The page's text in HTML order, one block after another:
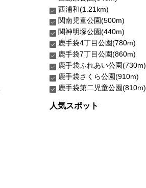
西浦和(1.21km)
関南児童公園(500m)
関神明塚公園(440m)
鹿手袋4丁目公園(780m)
鹿手袋7丁目公園(860m)
鹿手袋ふれあい公園(730m)
鹿手袋さくら公園(910m)
鹿手袋第二児童公園(810m)
人気スポット